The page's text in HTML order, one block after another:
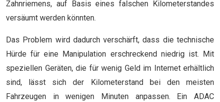
Zahnriemens, auf Basis eines falschen Kilometerstandes
versäumt werden könnten.
Das Problem wird dadurch verschärft, dass die technische
Hürde für eine Manipulation erschreckend niedrig ist. Mit
speziellen Geräten, die für wenig Geld im Internet erhältlich
sind, lässt sich der Kilometerstand bei den meisten
Fahrzeugen in wenigen Minuten anpassen. Ein ADAC